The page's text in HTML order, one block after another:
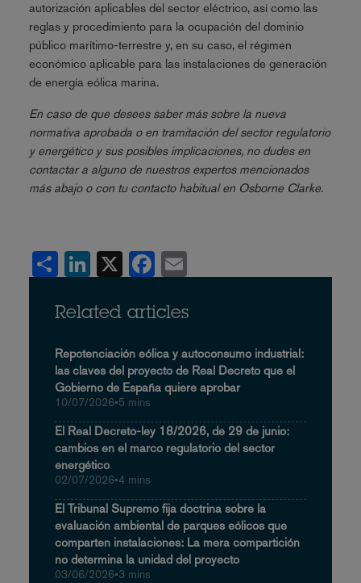
autorización aplicables del sector eléctrico, así como las
reglas y procedimiento para la ocupación del dominio
público marítimo-terrestre y, en su caso, el régimen
económico aplicable para las instalaciones de generación
de energía eólica marina.
En caso de que desees saber más sobre la nueva
normativa aprobada o en tramitación del sector regulatorio
y energético y sus posibles implicaciones, no dudes en
contactar a alguno de nuestros expertos mencionados
más abajo o con tu contacto habitual en Osborne Clarke.
Share LinkedIn Facebook
Related articles
Repotenciación eólica y autoconsumo industrial:
las claves del proyecto de Real Decreto que el
Gobierno de España quiere aprobar
10/07/2026•5 mins
El Real Decreto-ley 18/2026, de 29 de junio:
cambios en el marco regulatorio del sector
energético
02/07/2026•4 mins
El Tribunal Supremo fija doctrina sobre la
evaluación ambiental de parques eólicos que
comparten instalaciones: La mera compartición
no determina la unidad del proyecto
03/06/2026•3 mins